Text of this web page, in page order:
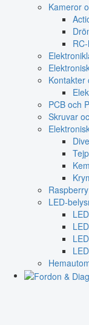
Kameror
Kontakter
PCB och
Skruvar
LED-